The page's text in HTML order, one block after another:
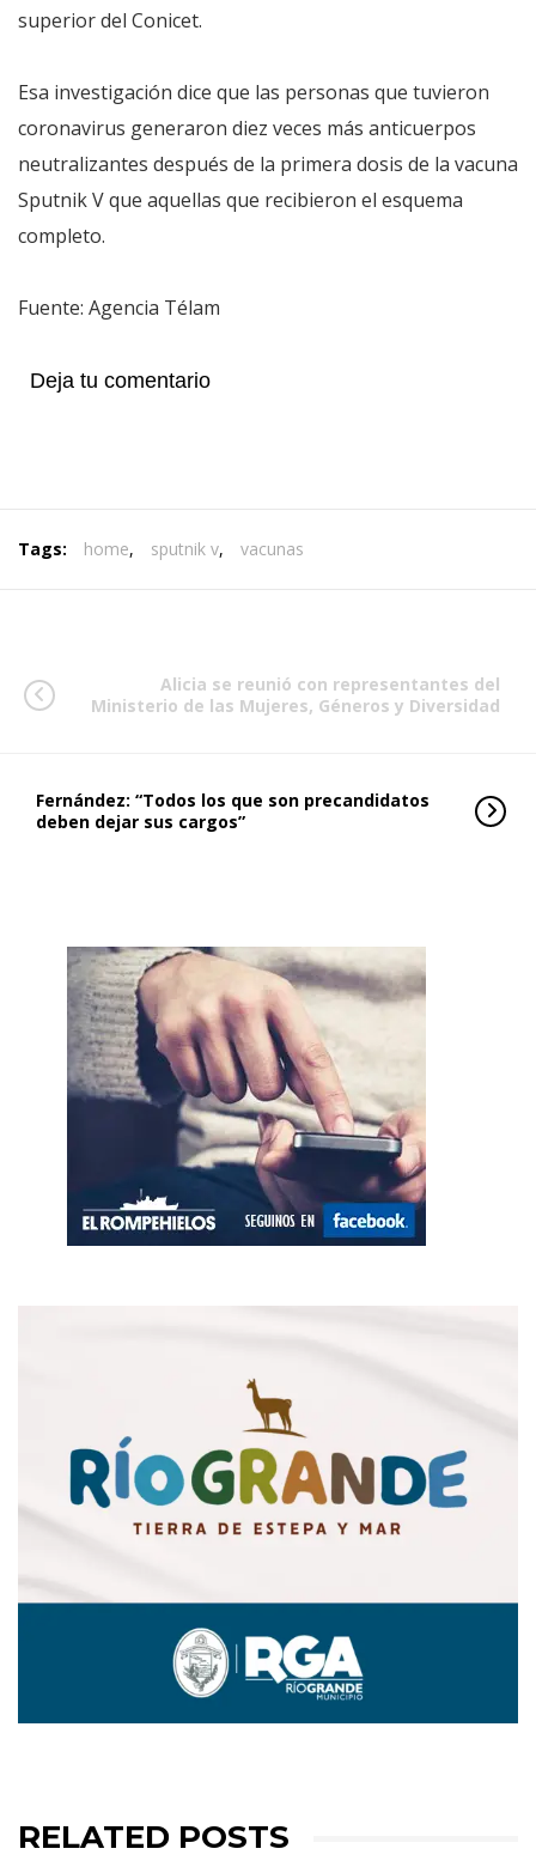
superior del Conicet.
Esa investigación dice que las personas que tuvieron
coronavirus generaron diez veces más anticuerpos
neutralizantes después de la primera dosis de la vacuna
Sputnik V que aquellas que recibieron el esquema
completo.
Fuente: Agencia Télam
Deja tu comentario
Tags: home, sputnik v, vacunas
Alicia se reunió con representantes del
Ministerio de las Mujeres, Géneros y Diversidad
Fernández: “Todos los que son precandidatos
deben dejar sus cargos”
RELATED POSTS